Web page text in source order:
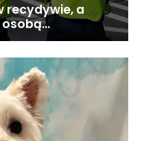
recydywie, a
osobą